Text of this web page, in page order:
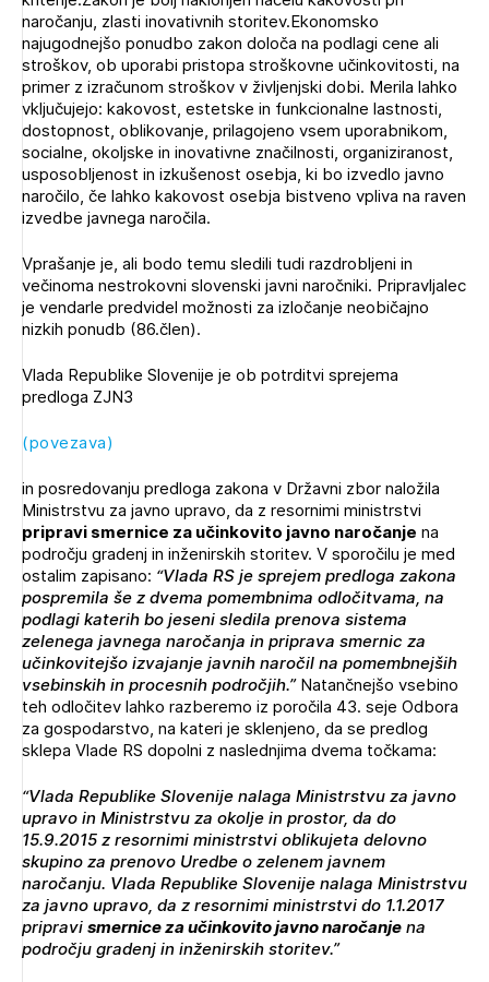
Izbrana vsebina je namenjena le ZAPS
dostopate, se je potrebno prijaviti.
PRIJAVITE SE REGISTRIRAJTE SE
naročanju, zlasti inovativnih storitev.Ekonomsko
najugodnejšo ponudbo zakon določa na podlagi cene ali
stroškov, ob uporabi pristopa stroškovne učinkovitosti, na
primer z izračunom stroškov v življenjski dobi. Merila lahko
vključujejo: kakovost, estetske in funkcionalne lastnosti,
dostopnost, oblikovanje, prilagojeno vsem uporabnikom,
socialne, okoljske in inovativne značilnosti, organiziranost,
usposobljenost in izkušenost osebja, ki bo izvedlo javno
naročilo, če lahko kakovost osebja bistveno vpliva na raven
izvedbe javnega naročila.
Vprašanje je, ali bodo temu sledili tudi razdrobljeni in
večinoma nestrokovni slovenski javni naročniki. Pripravljalec
je vendarle predvidel možnosti za izločanje neobičajno
nizkih ponudb (86.člen).
Vlada Republike Slovenije je ob potrditvi sprejema
predloga ZJN3
(povezava)
in posredovanju predloga zakona v Državni zbor naložila
Ministrstvu za javno upravo, da z resornimi ministrstvi
pripravi smernice za učinkovito javno naročanje na
področju gradenj in inženirskih storitev. V sporočilu je med
ostalim zapisano: “Vlada RS je sprejem predloga zakona
pospremila še z dvema pomembnima odločitvama, na
podlagi katerih bo jeseni sledila prenova sistema
zelenega javnega naročanja in priprava smernic za
učinkovitejšo izvajanje javnih naročil na pomembnejših
vsebinskih in procesnih področjih.”Natančnejšo vsebino
teh odločitev lahko razberemo iz poročila 43. seje Odbora
za gospodarstvo, na kateri je sklenjeno, da se predlog
sklepa Vlade RS dopolni z naslednjima dvema točkama:
“Vlada Republike Slovenije nalaga Ministrstvu za javno
upravo in Ministrstvu za okolje in prostor, da do
15.9.2015 z resornimi ministrstvi oblikujeta delovno
skupino za prenovo Uredbe o zelenem javnem
naročanju. Vlada Republike Slovenije nalaga Ministrstvu
za javno upravo, da z resornimi ministrstvi do 1.1.2017
pripravismernice za učinkovito javno naročanjena
področju gradenj in inženirskih storitev.”